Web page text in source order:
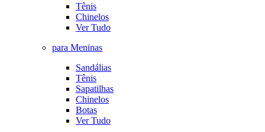
Tênis
Chinelos
Ver Tudo
para Meninas
Sandálias
Tênis
Sapatilhas
Chinelos
Botas
Ver Tudo